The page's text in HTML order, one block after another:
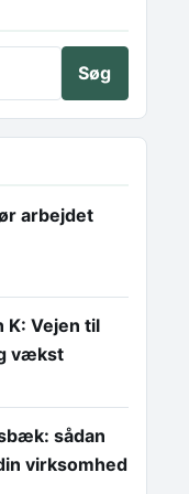
arbejdet
K: Vejen til
vækst
sådan
virksomhed